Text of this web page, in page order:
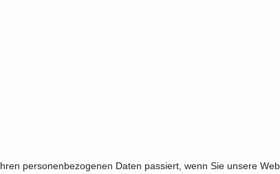
personenbezogenen Daten passiert, wenn Sie unsere